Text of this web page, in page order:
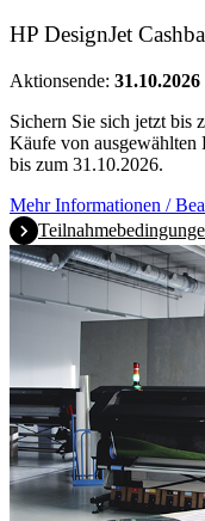
HP DesignJet
Aktionsende: 31.10.2026
Sichern Sie sich jetzt bis
Käufe von ausgewählten
bis zum 31.10.2026.
Mehr Informationen /